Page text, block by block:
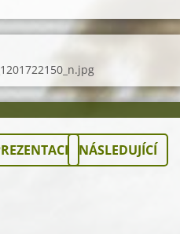
NÁSLEDUJÍCÍ